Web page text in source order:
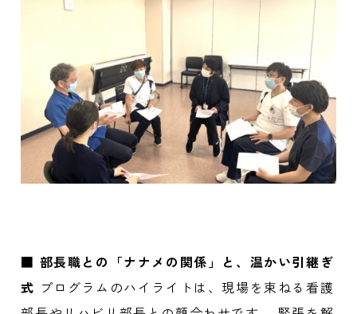
■ 部長職との「ナナメの関係」と、温かい引継ぎ
式 プログラムのハイライトは、現場を束ねる看護